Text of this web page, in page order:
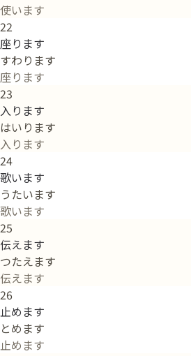
使います
22
座ります
すわります
座ります
23
入ります
はいります
入ります
24
歌います
うたいます
歌います
25
伝えます
つたえます
伝えます
26
止めます
とめます
止めます